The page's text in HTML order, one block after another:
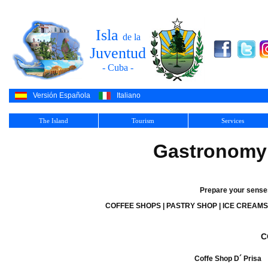
Isla de la
Juventud
- Cuba -
Versión Española Italiano
The Island Tourism Services
Gastronomy
Prepare your
COFFEE SHOPS| PASTRY SHOP| ICE CREAMS
Coffe Shop D´ Prisa